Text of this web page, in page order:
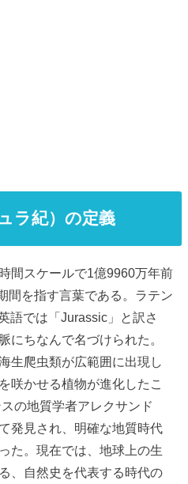
ラ紀）の定義
間スケールで1億9960万年前
間を指す言葉である。ラテン
語では「Jurassic」と訳さ
にちなんで名づけられた。
生爬虫類が広範囲に出現し
咲かせる植物が進化したこ
の地質学者アレクサンド
発見され、明確な地質時代
た。現在では、地球上の生
、自然史を代表する時代の